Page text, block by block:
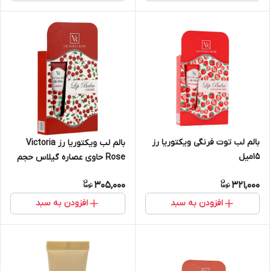
بالم لب توت فرنگی ویکتوریا رز
15میل
321,000
افزودن به سبد
بالم لب ویکتوریا رز Victoria
Rose حاوی عصاره گیلاس حجم
305,000
افزودن به سبد